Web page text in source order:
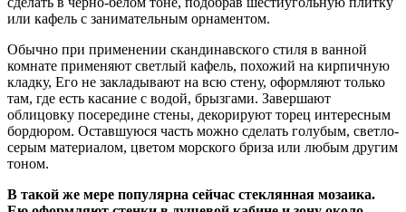
или кафель с занимательным орнаментом.
Обычно при применении скандинавского стиля в ванной
комнате применяют светлый кафель, похожий на кирпичную
кладку, Его не закладывают на всю стену, оформляют только
там, где есть касание с водой, брызгами. Завершают
облицовку посередине стены, декорируют торец интересным
бордюром. Оставшуюся часть можно сделать голубым, светло-
серым материалом, цветом морского бриза или любым другим
тоном.
В такой же мере популярна сейчас стеклянная мозаика.